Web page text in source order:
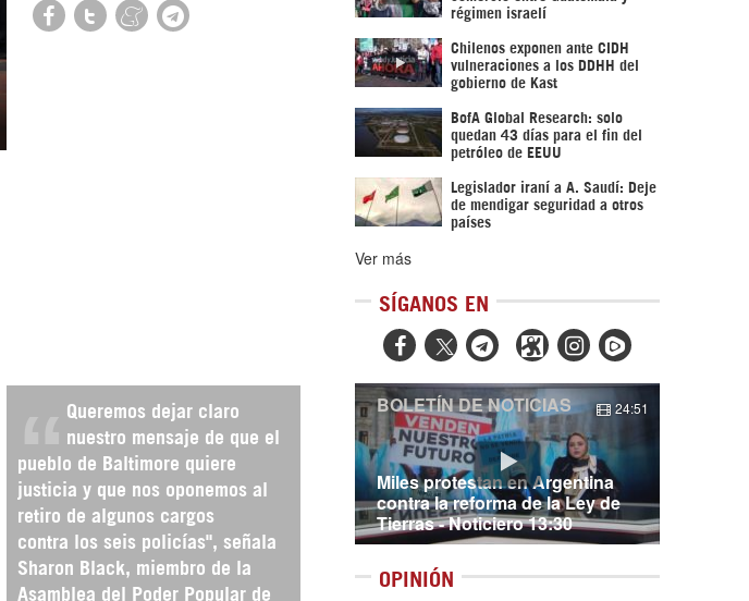
Queremos dejar claro
nuestro mensaje de que el
pueblo de Baltimore quiere
justicia y que nos oponemos al
retiro de algunos cargos
contra los seis policías", señala
Sharon Black, miembro de la
Asamblea del Poder Popular de
régimen israelí
Chilenos exponen ante CIDH
vulneraciones a los DDHH del
gobierno de Kast
BofA Global Research: solo
quedan 43 días para el fin del
petróleo de EEUU
Legislador iraní a A. Saudí: Deje
de mendigar seguridad a otros
países
Ver más
SÍGANOS EN
  
Miles protestan en Argentina
contra la reforma de la Ley de
Tierras - Noticiero 13:30
BOLETÍN DE NOTICIAS 24:51
OPINIÓN